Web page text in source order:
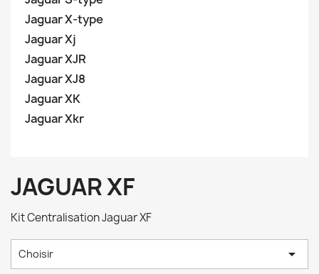
Jaguar X-type
Jaguar Xj
Jaguar XJR
Jaguar XJ8
Jaguar XK
Jaguar Xkr
JAGUAR XF
Kit Centralisation Jaguar XF
Choisir 